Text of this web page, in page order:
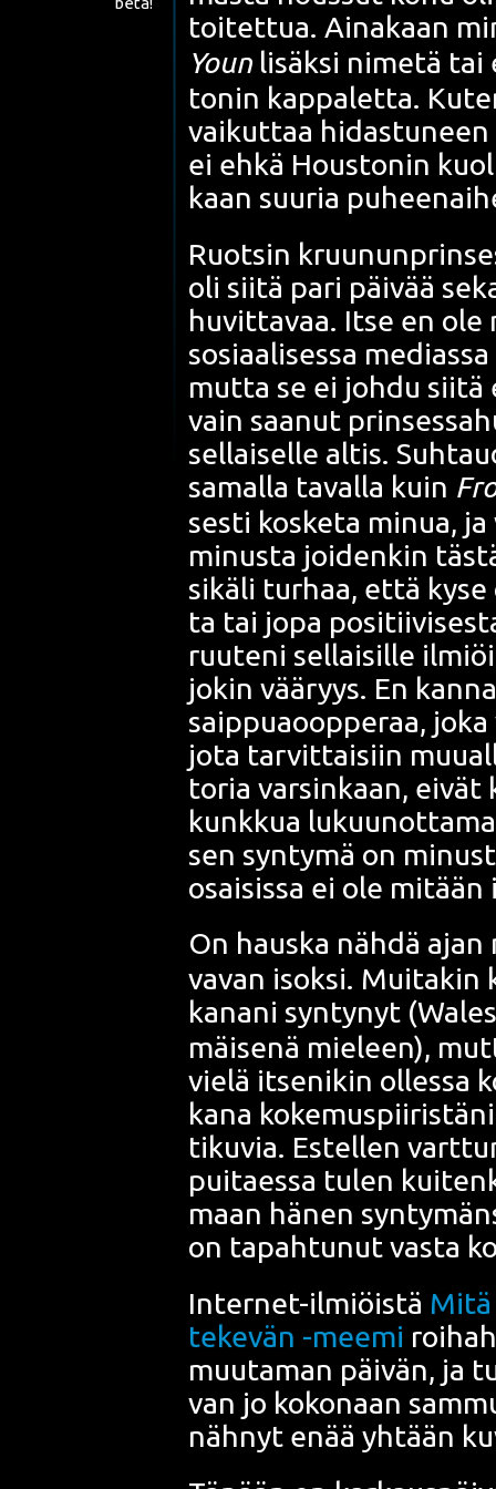
toi­tet­tua. Aina­kaan
Youn lisäk­si nime­tä tai
to­nin kap­pa­let­ta.
vai­kut­taa
ei ehkä Hous­to­nin
kaan suu­ria
Ruot­sin
oli sii­tä pari päi­vää
huvit­ta­vaa. Itse en
sosi­aa­li­ses­sa
mut­ta se ei joh­du
vain saa­nut
sel­lai­sel­le altis.
samal­la taval­la kuin
ses­ti kos­ke­ta minua,
minus­ta joi­den­kin
sikä­li tur­haa, että
ta tai jopa
ruu­te­ni sel­lai­sil­le
jokin vää­ryys. En
saip­puaoop­pe­raa,
jota tar­vit­tai­siin
to­ria var­sin­kaan, eivät
kunk­kua
sen syn­ty­mä on
osai­sis­sa ei ole
On haus­ka näh­dä
va­van isok­si.
ka­na­ni syn­ty­nyt
mäi­se­nä mie­leen),
vie­lä itse­ni­kin olles­sa
ka­na
ti­ku­via. Estel­len
pui­taes­sa tulen
maan hänen
on tapah­tu­nut vas­ta
Inter­net-ilmiöis­tä
teke­vän -mee­mi
muu­ta­man päi­vän, ja
van jo koko­naan
näh­nyt enää yhtään